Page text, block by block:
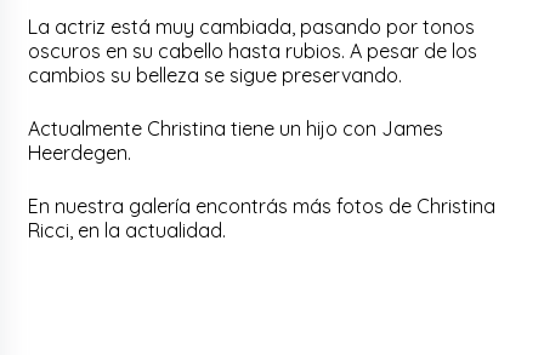
La actriz está muy cambiada, pasando por tonos
oscuros en su cabello hasta rubios. A pesar de los
cambios su belleza se sigue preservando.
Actualmente Christina tiene un hijo con James
Heerdegen.
En nuestra galería encontrás más fotos de Christina
Ricci, en la actualidad.